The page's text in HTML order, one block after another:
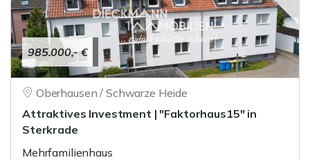
985.000,- €
Oberhausen / Schwarze Heide
Attraktives Investment | "Faktorhaus15" in
Sterkrade
Mehrfamilienhaus